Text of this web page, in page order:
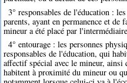
3° responsables de l'éducation :
parents, ayant en permanence et
mineur a été placé par
4° entourage : les personnes
responsables de l'éducation, qui
affectif spécial avec le mineur, ainsi
habitent à proximité du mineur ou